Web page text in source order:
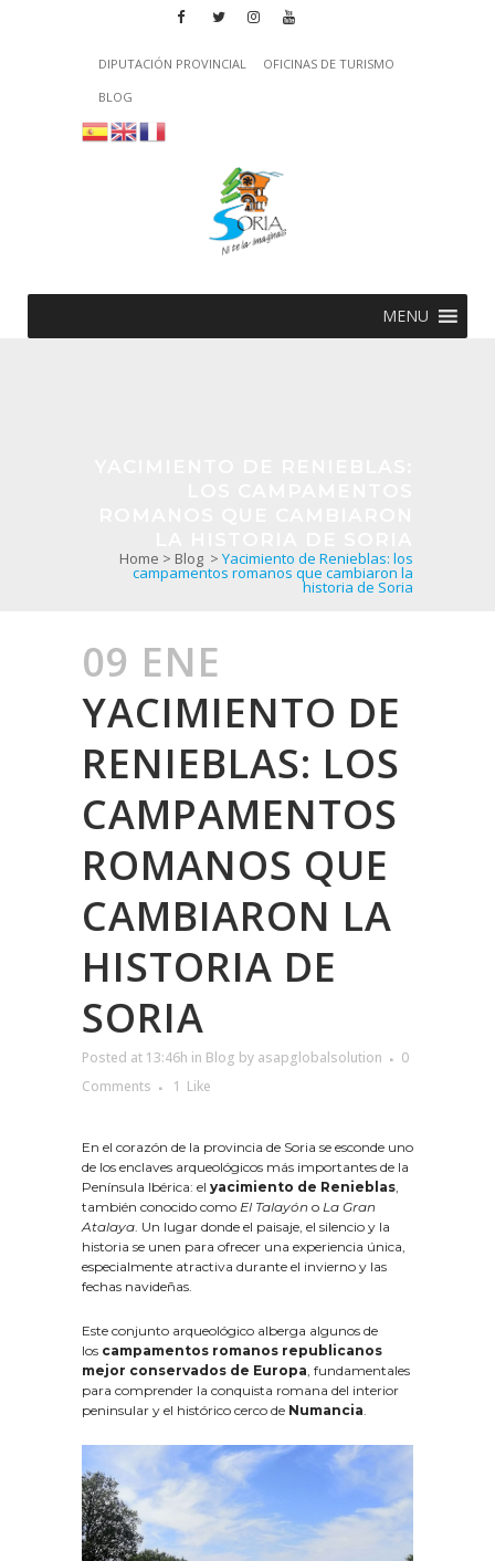
DIPUTACIÓN PROVINCIAL
OFICINAS DE TURISMO
BLOG
MENU
Home > Blog > Yacimiento de Renieblas: los
campamentos romanos que cambiaron la
historia de Soria
09 ENE
YACIMIENTO DE
RENIEBLAS: LOS
CAMPAMENTOS
ROMANOS QUE
CAMBIARON LA
HISTORIA DE
SORIA
Posted at 13:46h in Blog by asapglobalsolution
0
Comments
1 Like
En el corazón de la provincia de Soria se esconde uno
de los enclaves arqueológicos más importantes de la
Península Ibérica: el yacimiento de Renieblas,
también conocido como El Talayón o La Gran
Atalaya. Un lugar donde el paisaje, el silencio y la
historia se unen para ofrecer una experiencia única,
especialmente atractiva durante el invierno y las
fechas navideñas.
Este conjunto arqueológico alberga algunos de
los campamentos romanos republicanos
mejor conservados de Europa, fundamentales
para comprender la conquista romana del interior
peninsular y el histórico cerco de Numancia.